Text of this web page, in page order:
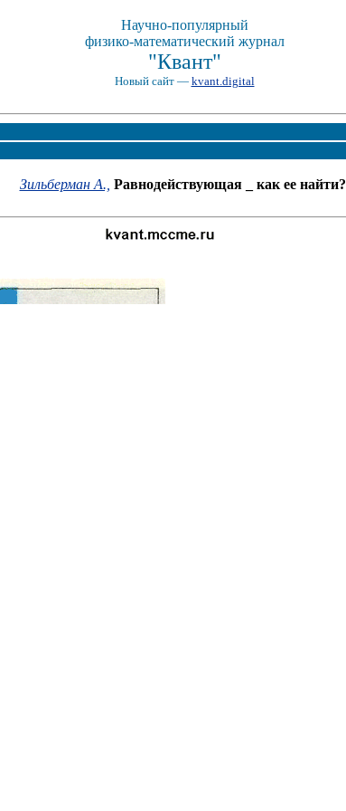
Научно-популярный
физико-математический журнал
"Квант"
Новый сайт — kvant.digital
Зильберман А., Равнодействующая _ как ее найти?